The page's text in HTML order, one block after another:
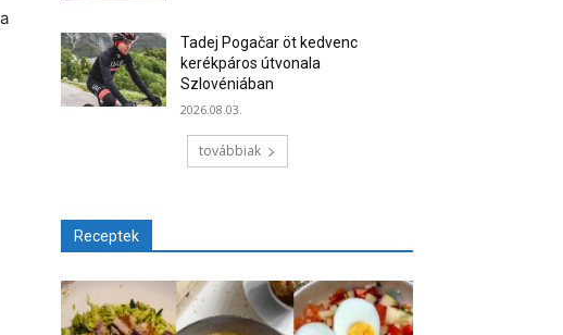
Tadej Pogačar öt kedvenc
kerékpáros útvonala
Szlovéniában
2026.08.03.
továbbiak
Receptek